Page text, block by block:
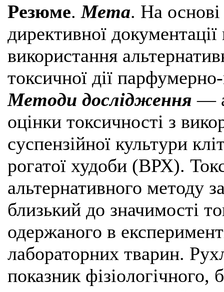
Резюме. Мета. На
директивної
використання
токсичної дії
Методи дослідження —
оцінки токсичності з
суспензійної культури
рогатої худоби (ВРХ).
альтернативного методу
близький до значимості
одержаного в
лабораторних тварин.
показник фізіологічного,